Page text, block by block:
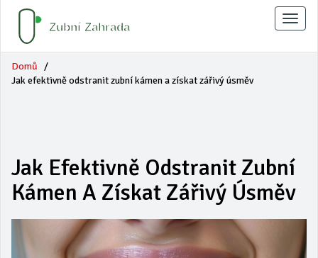
Domů
Jak efektivně odstranit zubní kámen a získat zářivý úsměv
Jak Efektivně Odstranit Zubní
Kámen A Získat Zářivý Úsměv